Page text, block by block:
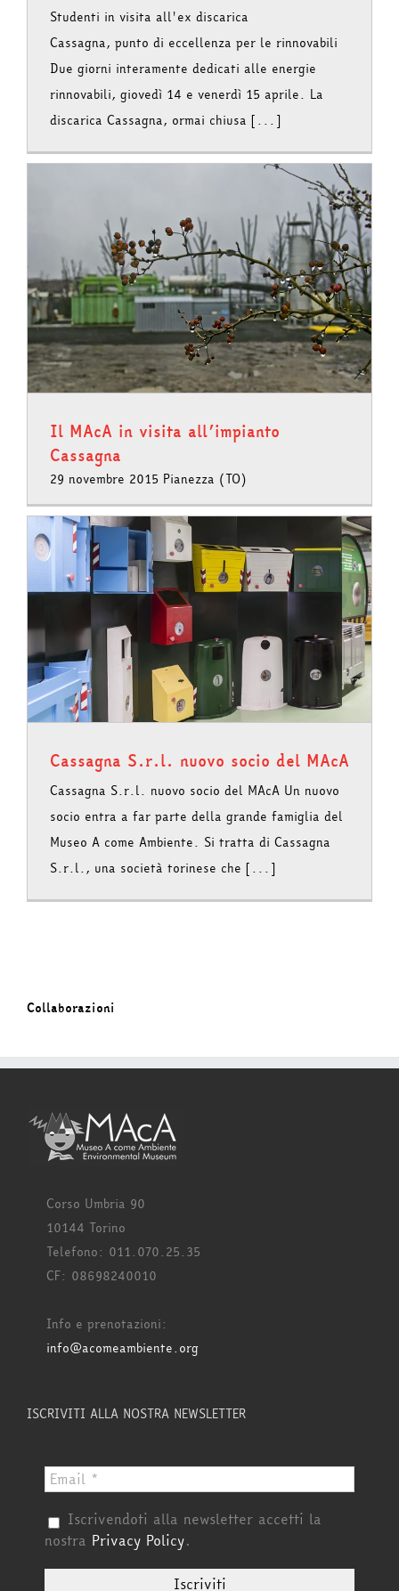
Studenti in visita all'ex discarica
Cassagna, punto di eccellenza per le rinnovabili
Due giorni interamente dedicati alle energie
rinnovabili, giovedì 14 e venerdì 15 aprile. La
discarica Cassagna, ormai chiusa [...]
Il MAcA in visita all’impianto
Cassagna
29 novembre 2015 Pianezza (TO)
Cassagna S.r.l. nuovo socio del MAcA
Cassagna S.r.l. nuovo socio del MAcA Un nuovo
socio entra a far parte della grande famiglia del
Museo A come Ambiente. Si tratta di Cassagna
S.r.l., una società torinese che [...]
Collaborazioni
Corso Umbria 90
10144 Torino
Telefono: 011.070.25.35
CF: 08698240010
Info e prenotazioni:
info@acomeambiente.org
ISCRIVITI ALLA NOSTRA NEWSLETTER
Iscrivendoti alla newsletter accetti la
nostra Privacy Policy.